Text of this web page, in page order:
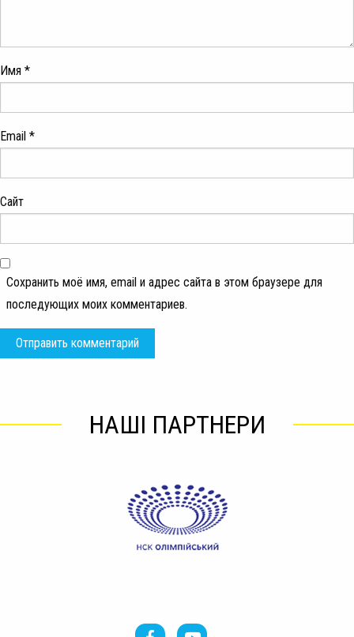
Имя *
Email *
Сайт
Сохранить моё имя, email и адрес сайта в этом браузере для
последующих моих комментариев.
НАШІ ПАРТНЕРИ